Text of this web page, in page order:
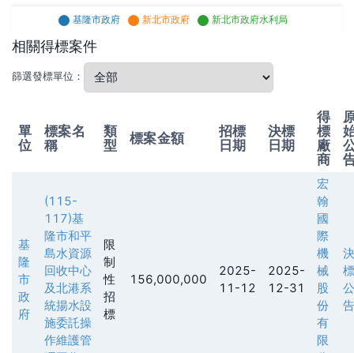
基隆市政府 新北市政府 新北市政府水利局
相關得標案件
篩選發標單位：
單
位
標案名
稱
類
型
標案金額
招標
日期
決標
日期
得
標
廠
商
基
隆
市
政
府
(115-
117)基
隆市和平
島水資源
回收中心
及北港系
統揚水設
施委託操
作維護管
限
制
性
招
標
156,000,000
2025-
11-12
2025-
12-31
宏
翰
國
際
機
械
股
份
有
限
決
標
公
告